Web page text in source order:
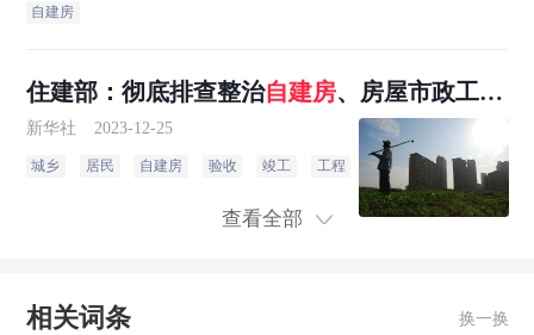
爬滚打十多年了
自建房
住建部：彻底排查整治自建房、房屋市政工程
等重点领域风险隐患
新华社 2023-12-25
城乡 居民 自建房 验收 竣工 工程 限额 管理办法 以
查看全部
相关词条 换一换